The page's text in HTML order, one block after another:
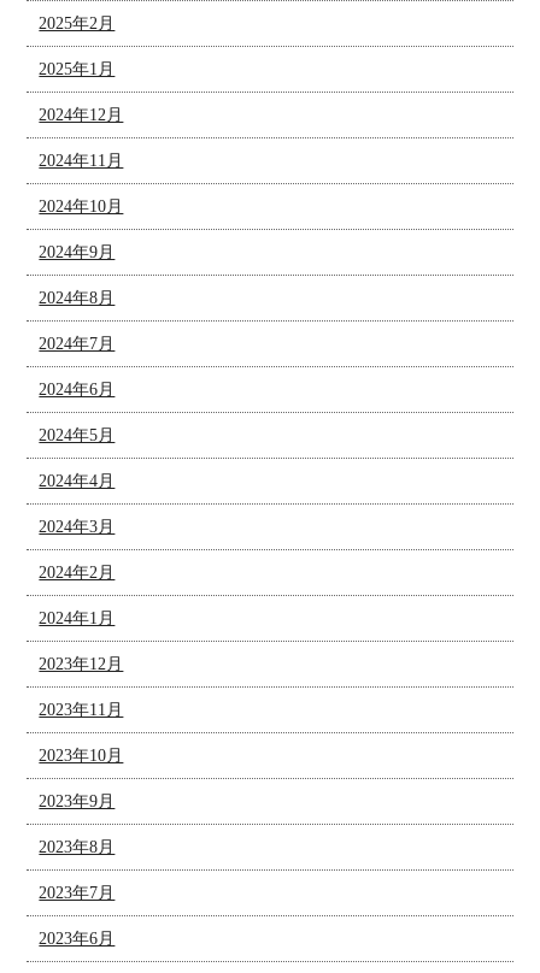
2025年2月
2025年1月
2024年12月
2024年11月
2024年10月
2024年9月
2024年8月
2024年7月
2024年6月
2024年5月
2024年4月
2024年3月
2024年2月
2024年1月
2023年12月
2023年11月
2023年10月
2023年9月
2023年8月
2023年7月
2023年6月